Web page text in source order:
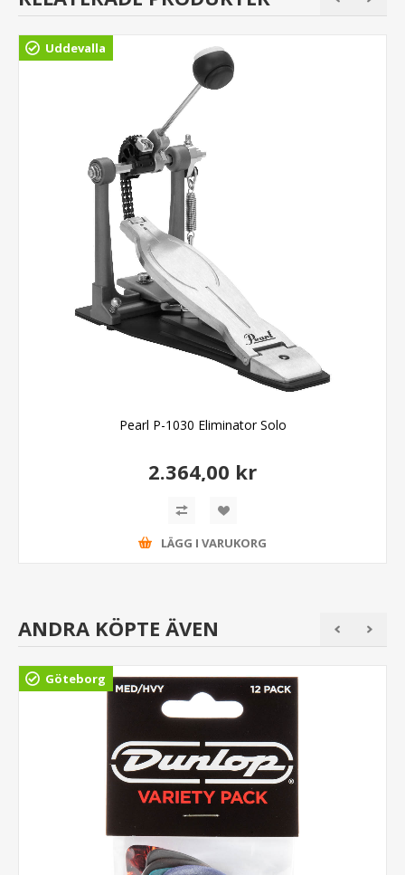
Uddevalla
Pearl P-1030 Eliminator Solo
2.364,00 kr
LÄGG I VARUKORG
ANDRA KÖPTE ÄVEN
Göteborg